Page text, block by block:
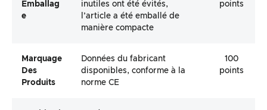
Emballag
E
inutiles ont été évités,
l’article a été emballé de
manière compacte
points
Marquage
Des
Produits
Données du fabricant
disponibles, conforme à la
norme CE
100
points